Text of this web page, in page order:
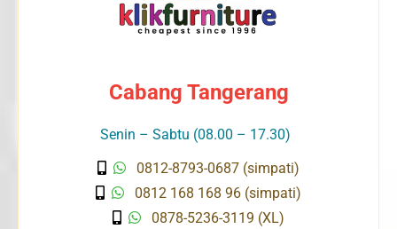
Cabang Tangerang
Senin – Sabtu (08.00 – 17.30)
0812-8793-0687 (simpati)
0812 168 168 96 (simpati)
0878-5236-3119 (XL)